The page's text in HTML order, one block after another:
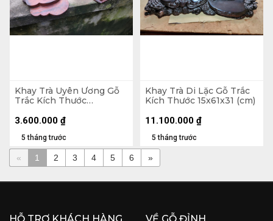
Khay Trà Uyên Ương Gỗ
Trắc Kích Thước
5 tháng trước
3.600.000 ₫
Khay Trà Di Lặc Gỗ Trắc
Kích Thước 15x61x31 (cm)
5 tháng trước
11.100.000 ₫
« 1 2 3 4 5 6 »